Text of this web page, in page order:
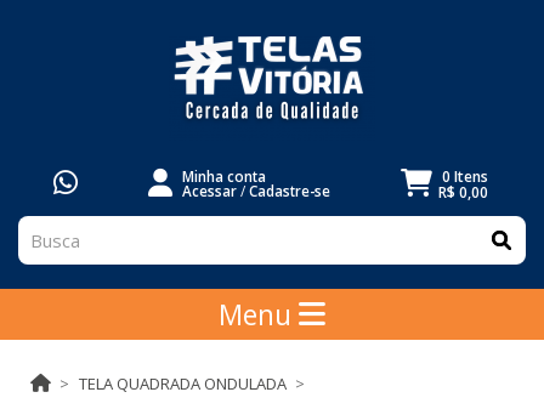
Minha conta
Acessar/Cadastre-se
0 Itens
R$ 0,00
Menu
TELA QUADRADA ONDULADA